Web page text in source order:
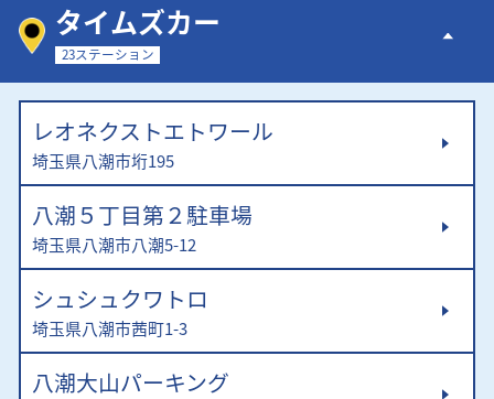
タイムズカー
23ステーション
レオネクストエトワール
埼玉県八潮市垳195
八潮５丁目第２駐車場
埼玉県八潮市八潮5-12
シュシュクワトロ
埼玉県八潮市茜町1-3
八潮大山パーキング